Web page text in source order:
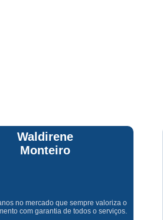
Assistencia Tecnica
Tecnica Forno Microondas
Conserto de Maquina de Lavar
Claúdia
Andrullis
é um problema), e a eficiência do
solução do problema da minha lava e
não vive mais sem. #recomendo os